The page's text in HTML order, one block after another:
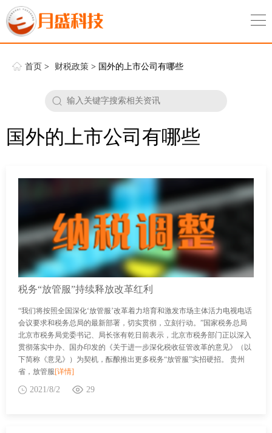
首页 > 财税政策 > 国外的上市公司有哪些
国外的上市公司有哪些
税务“放管服”持续释放改革红利
“我们将按照全国深化‘放管服’改革着力培育和激发市场主体活力电视电话
会议要求和税务总局的最新部署，切实贯彻，立刻行动。”国家税务总局
北京市税务局党委书记、局长张有乾日前表示，北京市税务部门正以深入
贯彻落实中办、国办印发的《关于进一步深化税收征管改革的意见》（以
下简称《意见》）为契机，酝酿推出更多税务“放管服”实招硬招。 贵州
省，放管服[详情]
2021/8/2 29